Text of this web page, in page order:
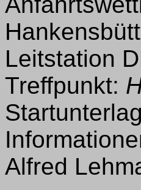
Leitstation
Treffpunkt:
Alfred